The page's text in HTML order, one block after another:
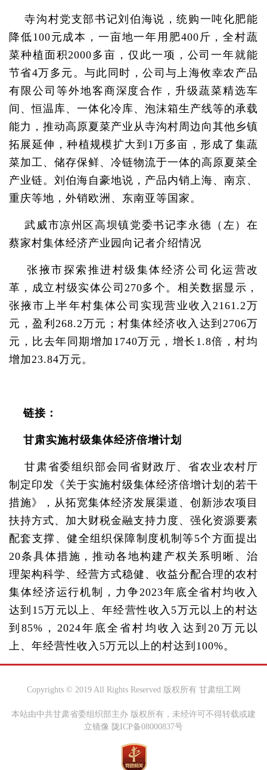
寺沟村党支部书记刘伯海说，统购一吨化肥能
降低100元成本，一亩地一年用肥400斤，全村蔬
菜种植面积2000多亩，仅此一项，公司一年就能
节省4万多元。与此同时，公司与上海攸幸农产品
有限公司等外地客商深度合作，升级蔬菜精选车
间、恒温库、一体化冷库、泡沫箱生产线等的承载
能力，推动高原夏菜产业从寺沟村周边向其他乡镇
拓展延伸，种植规模扩大到1万多亩，形成了集蔬
菜加工、储存保鲜、冷链物流于一体的高原夏菜全
产业链。刘伯海自豪地说，产品内销上海、南京、
重庆等地，外销欧洲、东南亚等国家。
武威市凉州区高坝镇党委书记李永德（左）在
蔡家村集体经济产业园向记者介绍情况
张掖市探索推进村级集体经济公司化运营改
革，成立村级实体公司270多个。相关数据显示，
张掖市上半年村集体公司实现营业收入2161.2万
元，盈利268.2万元；村集体经济收入达到2706万
元，比去年同期增加1740万元，增长1.8倍，村均
增加23.84万元。
链接：
甘肃实施村级集体经济倍增计划
甘肃省委组织部会同省财政厅、省农业农村厅
制定印发《关于实施村级集体经济倍增计划的若干
措施》，从拓宽集体经济发展渠道、创新涉农项目
扶持方式、加大财税金融支持力度、强化资源要素
配套支撑、健全组织保障制度机制等5个方面提出
20条具体措施，推动各地构建产权关系明晰、治
理架构科学、经营方式稳健、收益分配合理的农村
集体经济运行机制，力争2023年底全省村均收入
达到15万元以上、年经营性收入5万元以上的村达
到85%，2024年底全省村均收入达到20万元以
上、年经营性收入5万元以上的村达到100%。
Copyrights © 2019 All Rights Reserved 版权所有 甘肃组工网
本站由中共甘肃省委组织部主办 版权所有，未经许可不得转载或建
立镜像 陇ICP备08000837号